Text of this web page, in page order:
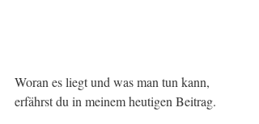
Woran es liegt und was man tun kann,
erfährst du in meinem heutigen Beitrag.